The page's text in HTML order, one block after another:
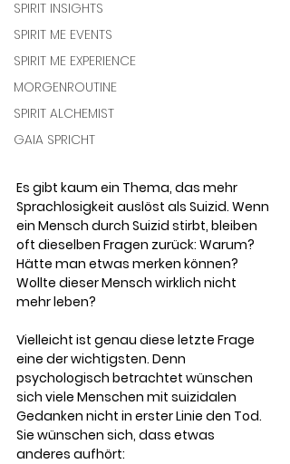
SPIRIT INSIGHTS
SPIRIT ME EVENTS
SPIRIT ME EXPERIENCE
MORGENROUTINE
SPIRIT ALCHEMIST
GAIA SPRICHT
Es gibt kaum ein Thema, das mehr
Sprachlosigkeit auslöst als Suizid. Wenn
ein Mensch durch Suizid stirbt, bleiben
oft dieselben Fragen zurück: Warum?
Hätte man etwas merken können?
Wollte dieser Mensch wirklich nicht
mehr leben?
Vielleicht ist genau diese letzte Frage
eine der wichtigsten. Denn
psychologisch betrachtet wünschen
sich viele Menschen mit suizidalen
Gedanken nicht in erster Linie den Tod.
Sie wünschen sich, dass etwas
anderes aufhört: